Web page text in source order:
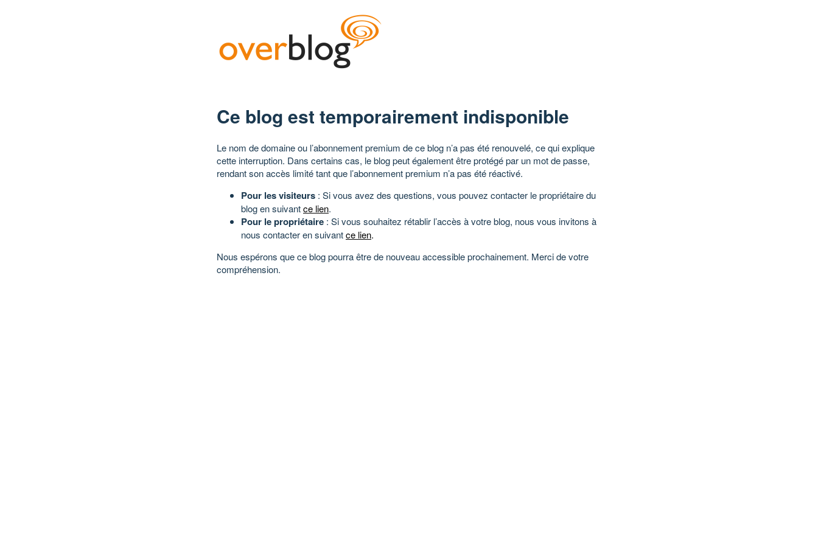
Ce blog est temporairement indisponible
Le nom de domaine ou l’abonnement premium de ce blog n’a pas été renouvelé, ce qui explique
cette interruption. Dans certains cas, le blog peut également être protégé par un mot de passe,
rendant son accès limité tant que l’abonnement premium n’a pas été réactivé.
Pour les visiteurs : Si vous avez des questions, vous pouvez contacter le propriétaire du
blog en suivantce lien.
Pour le propriétaire : Si vous souhaitez rétablir l’accès à votre blog, nous vous invitons à
nous contacter en suivantce lien.
Nous espérons que ce blog pourra être de nouveau accessible prochainement. Merci de votre
compréhension.